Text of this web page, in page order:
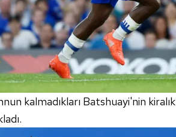
kalmadıkları Batshuayi'nin kiralık